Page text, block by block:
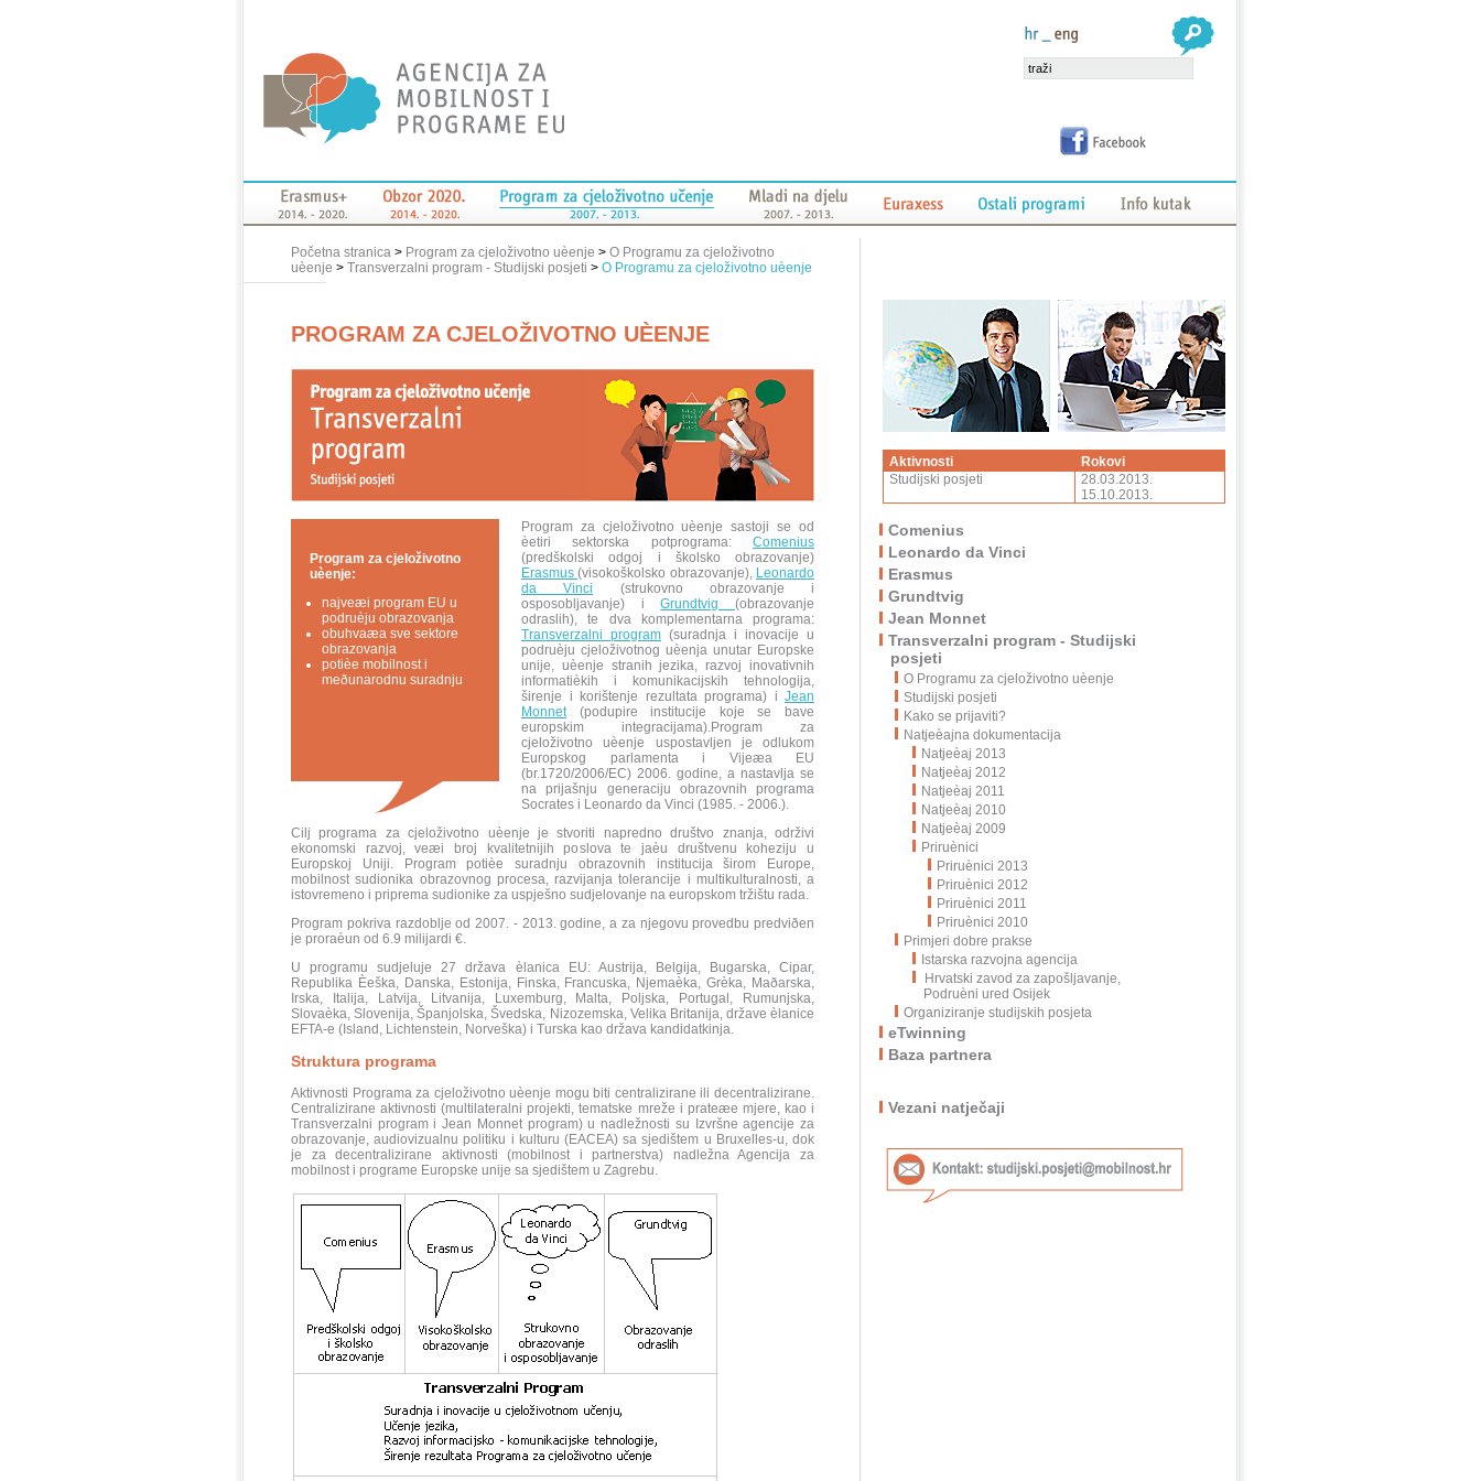
Početna stranica > Program za cjeloživotno uèenje > O Programu za cjeloživotno
uèenje > Transverzalni program - Studijski posjeti > O Programu za cjeloživotno uèenje
PROGRAM ZA CJELOŽIVOTNO UÈENJE
Program za cjeloživotno
uèenje:
najveæi program EU u
podruèju obrazovanja
obuhvaæa sve sektore
obrazovanja
potièe mobilnost i
meðunarodnu suradnju
Program za cjeloživotno uèenje sastoji se od
èetiri sektorska potprograma: Comenius
(predškolski odgoj i školsko obrazovanje)
Erasmus(visokoškolsko obrazovanje), Leonardo
da Vinci (strukovno obrazovanje i
osposobljavanje) iGrundtvig(obrazovanje
odraslih), te dva komplementarna programa:
Transverzalni program (suradnja i inovacije u
podruèju cjeloživotnog uèenja unutar Europske
unije, uèenje stranih jezika, razvoj inovativnih
informatièkih i komunikacijskih tehnologija,
širenje i korištenje rezultata programa) i Jean
Monnet(podupire institucije koje se bave
europskim integracijama).Program za
cjeloživotno uèenje uspostavljen je odlukom
Europskog parlamenta i Vijeæa EU
(br.1720/2006/EC) 2006. godine, a nastavlja se
na prijašnju generaciju obrazovnih programa
Socrates i Leonardo da Vinci (1985. - 2006.).
Cilj programa za cjeloživotno uèenje je stvoriti napredno društvo znanja, održivi
ekonomski razvoj, veæi broj kvalitetnijih poslova te jaèu društvenu koheziju u
Europskoj Uniji. Program potièe suradnju obrazovnih institucija širom Europe,
mobilnost sudionika obrazovnog procesa, razvijanja tolerancije i multikulturalnosti, a
istovremeno i priprema sudionike za uspješno sudjelovanje na europskom tržištu rada.
Program pokriva razdoblje od 2007. - 2013. godine, a za njegovu provedbu predviðen
je proraèun od 6.9 milijardi €.
U programu sudjeluje 27 država èlanica EU: Austrija, Belgija, Bugarska, Cipar,
Republika Èeška, Danska, Estonija, Finska, Francuska, Njemaèka, Grèka, Maðarska,
Irska, Italija, Latvija, Litvanija, Luxemburg, Malta, Poljska, Portugal, Rumunjska,
Slovaèka, Slovenija, Španjolska, Švedska, Nizozemska, Velika Britanija, države èlanice
EFTA-e (Island, Lichtenstein, Norveška) i Turska kao država kandidatkinja.
Struktura programa
Aktivnosti Programa za cjeloživotno uèenje mogu biti centralizirane ili decentralizirane.
Centralizirane aktivnosti (multilateralni projekti, tematske mreže i prateæe mjere, kao i
Transverzalni program i Jean Monnet program) u nadležnosti su Izvršne agencije za
obrazovanje, audiovizualnu politiku i kulturu (EACEA) sa sjedištem u Bruxelles-u, dok
je za decentralizirane aktivnosti (mobilnost i partnerstva) nadležna Agencija za
mobilnost i programe Europske unije sa sjedištem u Zagrebu.
Aktivnosti
Rokovi
Studijski posjeti
28.03.2013.
15.10.2013.
Comenius
Leonardo da Vinci
Erasmus
Grundtvig
Jean Monnet
Transverzalni program - Studijski
posjeti
O Programu za cjeloživotno uèenje
Studijski posjeti
Kako se prijaviti?
Natjeèajna dokumentacija
Natjeèaj 2013
Natjeèaj 2012
Natjeèaj 2011
Natjeèaj 2010
Natjeèaj 2009
Priruènici
Priruènici 2013
Priruènici 2012
Priruènici 2011
Priruènici 2010
Primjeri dobre prakse
Istarska razvojna agencija
Hrvatski zavod za zapošljavanje,
Podruèni ured Osijek
Organiziranje studijskih posjeta
eTwinning
Baza partnera
Vezani natječaji